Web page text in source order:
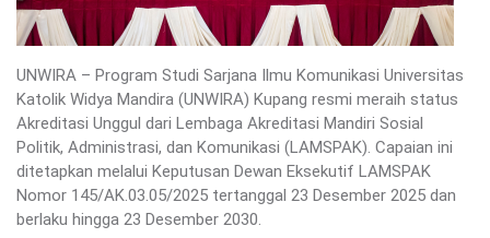
UNWIRA – Program Studi Sarjana Ilmu Komunikasi Universitas
Katolik Widya Mandira (UNWIRA) Kupang resmi meraih status
Akreditasi Unggul dari Lembaga Akreditasi Mandiri Sosial
Politik, Administrasi, dan Komunikasi (LAMSPAK). Capaian ini
ditetapkan melalui Keputusan Dewan Eksekutif LAMSPAK
Nomor 145/AK.03.05/2025 tertanggal 23 Desember 2025 dan
berlaku hingga 23 Desember 2030.